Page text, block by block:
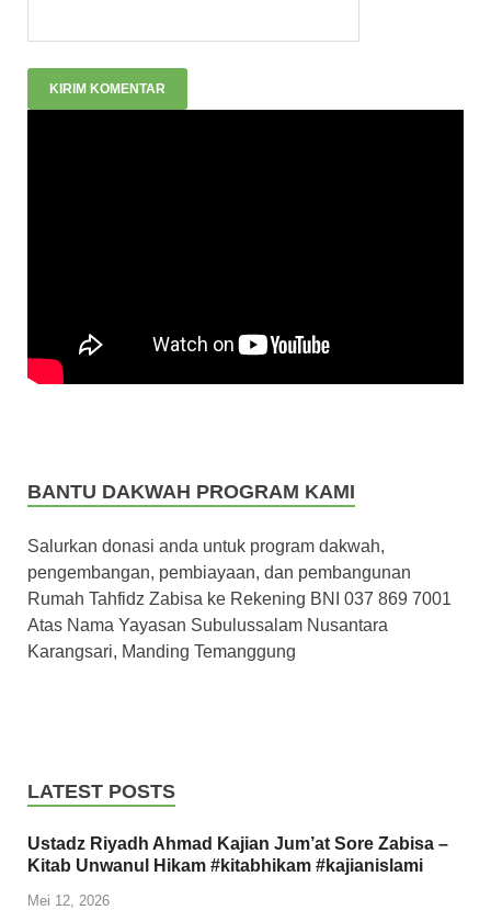
BANTU DAKWAH PROGRAM KAMI
Salurkan donasi anda untuk program dakwah,
pengembangan, pembiayaan, dan pembangunan
Rumah Tahfidz Zabisa ke Rekening BNI 037 869 7001
Atas Nama Yayasan Subulussalam Nusantara
Karangsari, Manding Temanggung
LATEST POSTS
Ustadz Riyadh Ahmad Kajian Jum’at Sore Zabisa –
Kitab Unwanul Hikam #kitabhikam #kajianislami
Mei 12, 2026